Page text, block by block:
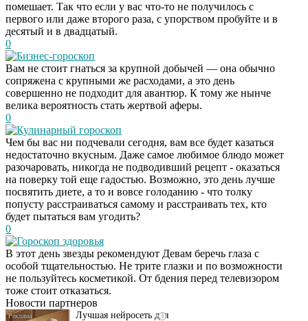
помешает. Так что если у вас что-то не получилось с
первого или даже второго раза, с упорством пробуйте и в
десятый и в двадцатый.
0
Бизнес-гороскоп
Вам не стоит гнаться за крупной добычей — она обычно
сопряжена с крупными же расходами, а это день
совершенно не подходит для авантюр. К тому же нынче
велика вероятность стать жертвой аферы.
0
Кулинарный гороскоп
Чем бы вас ни подчевали сегодня, вам все будет казаться
недостаточно вкусным. Даже самое любимое блюдо может
разочаровать, никогда не подводивший рецепт - оказаться
на поверку той еще гадостью. Возможно, это день лучше
посвятить диете, а то и вовсе голоданию - что толку
попусту расстраиваться самому и расстраивать тех, кто
будет пытаться вам угодить?
0
Гороскоп здоровья
В этот день звезды рекомендуют Девам беречь глаза с
особой тщательностью. Не трите глазки и по возможности
не пользуйтесь косметикой. От бдения перед телевизором
тоже стоит отказаться.
Новости партнеров
Передовая нейронка
по видео контенту
i
Лучшая нейросеть для